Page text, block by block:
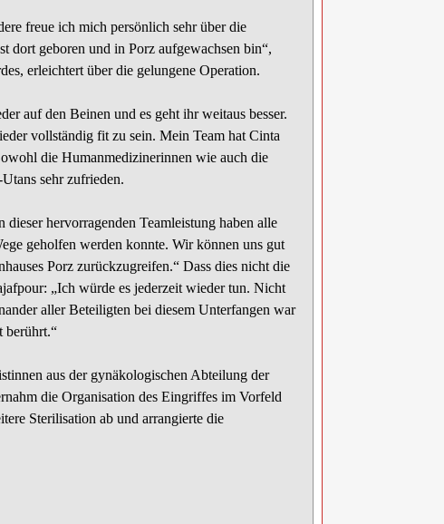
freue ich mich persönlich sehr über die
dort geboren und in Porz aufgewachsen bin“,
erleichtert über die gelungene Operation.
auf den Beinen und es geht ihr weitaus besser.
vollständig fit zu sein. Mein Team hat Cinta
die Humanmedizinerinnen wie auch die
sehr zufrieden.
hervorragenden Teamleistung haben alle
geholfen werden konnte. Wir können uns gut
Porz zurückzugreifen.“ Dass dies nicht die
„Ich würde es jederzeit wieder tun. Nicht
aller Beteiligten bei diesem Unterfangen war
berührt.“
aus der gynäkologischen Abteilung der
die Organisation des Eingriffes im Vorfeld
Sterilisation ab und arrangierte die